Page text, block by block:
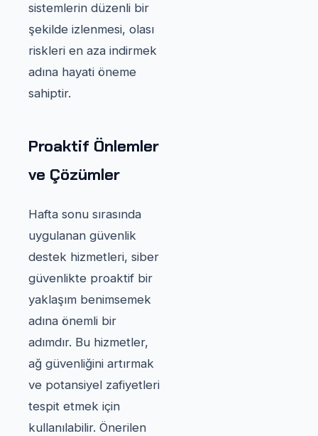
sistemlerin düzenli bir
şekilde izlenmesi, olası
riskleri en aza indirmek
adına hayati öneme
sahiptir.
Proaktif Önlemler
ve Çözümler
Hafta sonu sırasında
uygulanan güvenlik
destek hizmetleri, siber
güvenlikte proaktif bir
yaklaşım benimsemek
adına önemli bir
adımdır. Bu hizmetler,
ağ güvenliğini artırmak
ve potansiyel zafiyetleri
tespit etmek için
kullanılabilir. Önerilen